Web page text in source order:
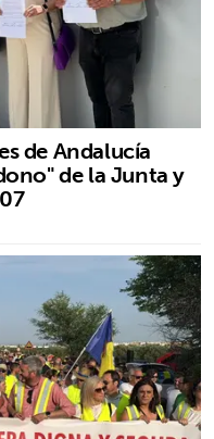
de Andalucía
de la Junta y